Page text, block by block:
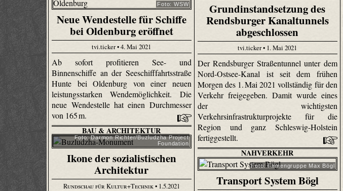
Foto: WSW
Neue Wendestelle für Schiffe
bei Oldenburg eröffnet
tvi.ticker • 4. Mai 2021
Ab sofort profitieren See- und
Binnenschiffe an der Seeschifffahrtsstraße
Hunte bei Oldenburg von einer neuen
leistungsstarken Wendemöglichkeit. Die
neue Wendestelle hat einen Durchmesser
von 165 m.
Grundinstandsetzung des
Rendsburger Kanaltunnels
abgeschlossen
tvi.ticker • 1. Mai 2021
Der Rendsburger Straßentunnel unter dem
Nord-Ostsee-Kanal ist seit dem frühen
Morgen des 1. Mai 2021 vollständig für den
Verkehr freigegeben. Damit wurde eines
der wichtigsten
Verkehrsinfrastrukturprojekte für die
Region und ganz Schleswig-Holstein
fertiggestellt.
BAU & ARCHITEKTUR
Foto: Darmon Richter/Buzludzha Project
Foundation
Ikone der sozialistischen
Architektur
Rundschau für Kultur+Technik• 1.5.2021
NAHVERKEHR
Foto: Firmengruppe Max Bögl
Transport System Bögl